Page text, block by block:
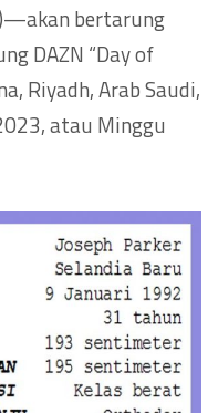
bertarung
DAZN “Day of
Riyadh, Arab Saudi,
atau Minggu